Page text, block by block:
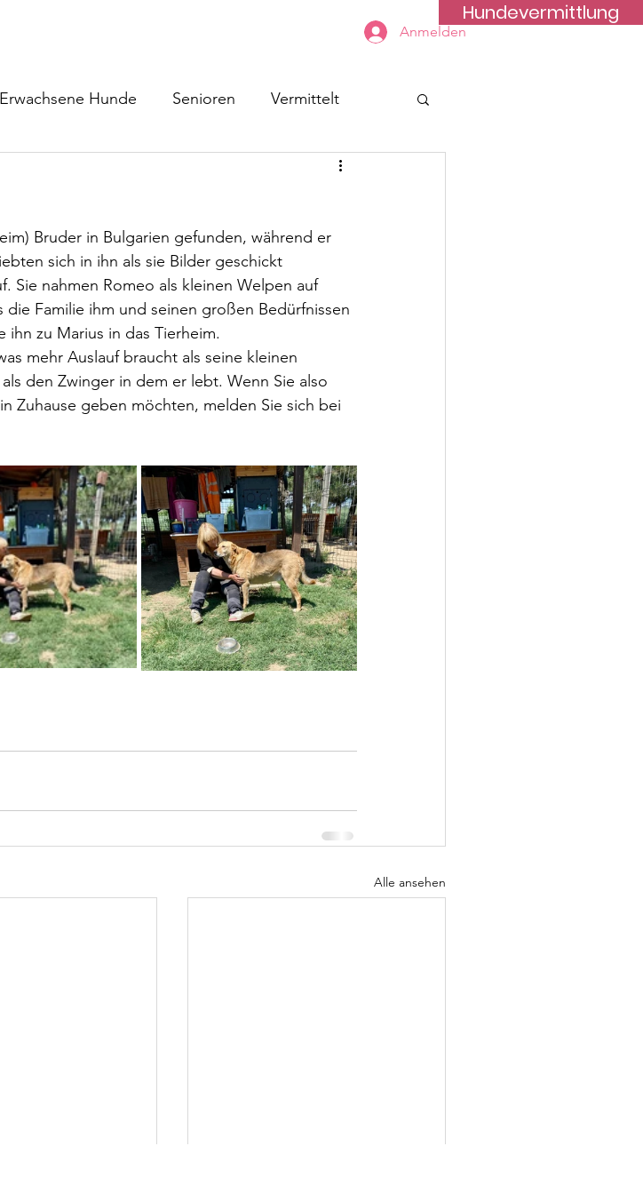
Hundevermittlung
Anmelden
Erwachsene Hunde Senioren Vermittelt
Bruder in Bulgarien gefunden, während er
sich in ihn als sie Bilder geschickt
Sie nahmen Romeo als kleinen Welpen auf
Familie ihm und seinen großen Bedürfnissen
zu Marius in das Tierheim.
mehr Auslauf braucht als seine kleinen
den Zwinger in dem er lebt. Wenn Sie also
Zuhause geben möchten, melden Sie sich bei
Alle ansehen